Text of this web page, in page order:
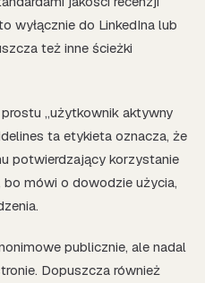
wyłącznie do LinkedIna lub
też inne ścieżki
„użytkownik aktywny
ta etykieta oznacza, że
potwierdzający korzystanie
bo mówi o dowodzie użycia,
publicznie, ale nadal
Dopuszcza również